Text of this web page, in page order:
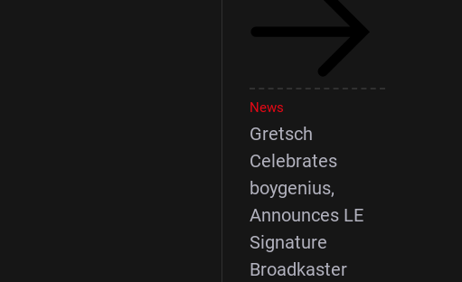
News
Gretsch
Celebrates
boygenius,
Announces LE
Signature
Broadkaster